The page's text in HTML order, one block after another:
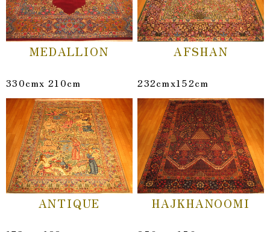
MEDALLION
330cmx 210cm
AFSHAN
232cmx152cm
ANTIQUE HAJKHANOOMI